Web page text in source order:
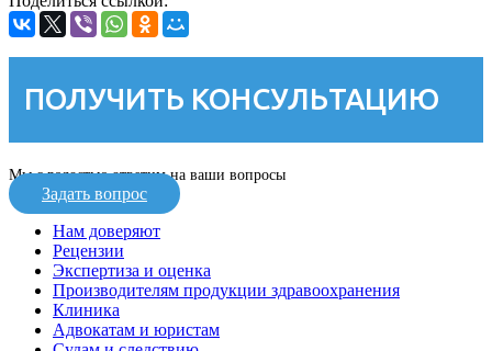
ПОЛУЧИТЬ КОНСУЛЬТАЦИЮ
Мы с радостью ответим на ваши вопросы
Задать вопрос
Нам доверяют
Рецензии
Экспертиза и оценка
Производителям продукции здравоохранения
Клиника
Адвокатам и юристам